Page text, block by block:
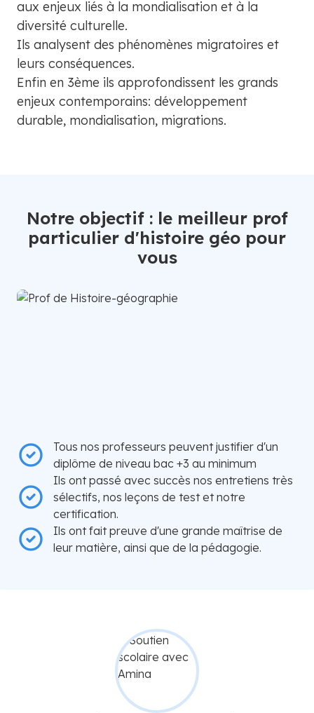
aux enjeux liés à la mondialisation et à la
diversité culturelle.
Ils analysent des phénomènes migratoires et
leurs conséquences.
Enfin en 3ème ils approfondissent les grands
enjeux contemporains: développement
durable, mondialisation, migrations.
Notre objectif : le meilleur prof
particulier d'histoire géo pour
vous
Tous nos professeurs peuvent justifier d'un
diplôme de niveau bac +3 au minimum
Ils ont passé avec succès nos entretiens très
sélectifs, nos leçons de test et notre
certification.
Ils ont fait preuve d'une grande maîtrise de
leur matière, ainsi que de la pédagogie.